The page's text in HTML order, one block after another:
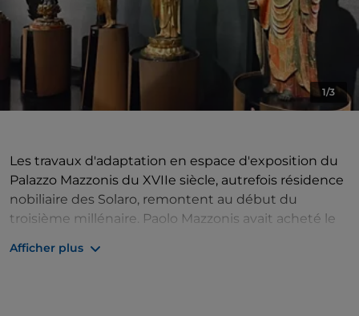
1/3
Les travaux d'adaptation en espace d'exposition du
Palazzo Mazzonis du XVIIe siècle, autrefois résidence
nobiliaire des Solaro, remontent au début du
troisième millénaire. Paolo Mazzonis avait acheté le
de coton, qui a cessé ses activités en 1965.
Afficher plus